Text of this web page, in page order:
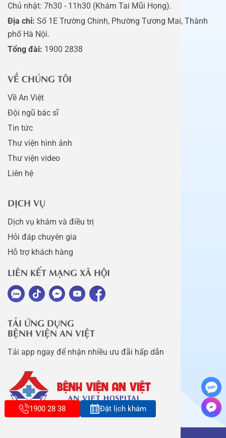
Chủ nhật: 7h30 - 11h30 (Khám Tai Mũi Họng).
Địa chỉ: Số 1E Trường Chinh, Phường Tương Mai, Thành
phố Hà Nội.
Tổng đài: 1900 2838
VỀ CHÚNG TÔI
Về An Việt
Đội ngũ bác sĩ
Tin tức
Thư viện hình ảnh
Thư viện video
Liên hệ
DỊCH VỤ
Dịch vụ khám và điều trị
Hỏi đáp chuyên gia
Hỗ trợ khách hàng
LIÊN KẾT MẠNG XÃ HỘI
TẢI ỨNG DỤNG
BỆNH VIỆN AN VIỆT
Tải app ngay để nhận nhiều ưu đãi hấp dẫn
1900 28 38 Đặt lịch khám